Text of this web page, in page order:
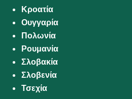
Κροατία
Ουγγαρία
Πολωνία
Ρουμανία
Σλοβακία
Σλοβενία
Τσεχία